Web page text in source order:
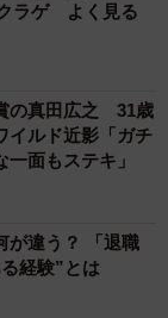
ラゲ よく見る
の真田広之 31歳
イルド近影「ガチ
面もステキ」
が違う？ 「退職
経験”とは